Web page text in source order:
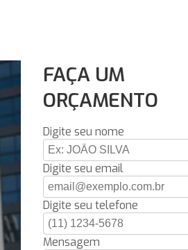
FAÇA UM
ORÇAMENTO
Digite seu nome
Digite seu email
Digite seu telefone
Mensagem